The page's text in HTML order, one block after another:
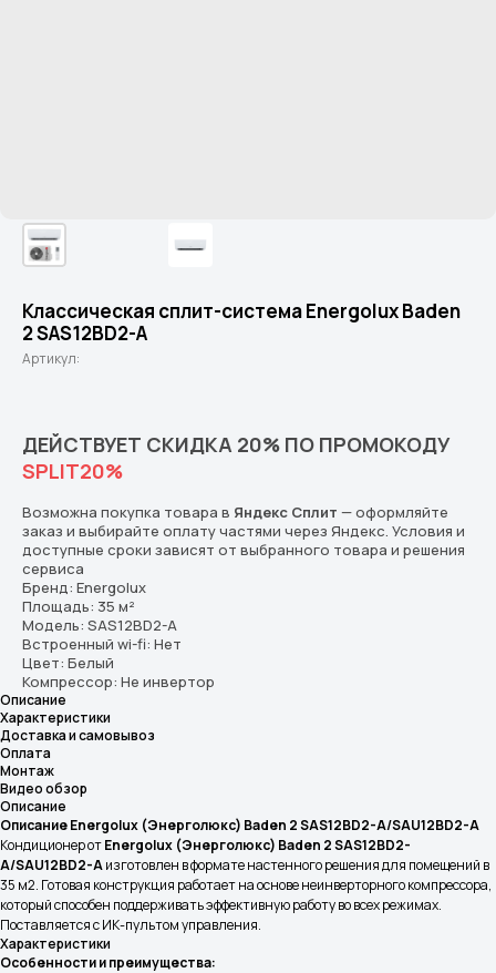
Классическая сплит-система Energolux Baden
2 SAS12BD2-A
Артикул:
ДЕЙСТВУЕТ СКИДКА 20% ПО ПРОМОКОДУ
SPLIT20%
Возможна покупка товара в Яндекс Сплит — оформляйте
заказ и выбирайте оплату частями через Яндекс. Условия и
доступные сроки зависят от выбранного товара и решения
сервиса
Бренд: Energolux
Площадь: 35 м²
Модель: SAS12BD2-A
Встроенный wi-fi: Нет
Цвет: Белый
Компрессор: Не инвертор
Описание
Характеристики
Доставка и самовывоз
Оплата
Монтаж
Видео обзор
Описание
Описание Energolux (Энерголюкс) Baden 2 SAS12BD2-A/SAU12BD2-A
Кондиционер отEnergolux (Энерголюкс) Baden 2 SAS12BD2-
A/SAU12BD2-Aизготовлен в формате настенного решения для помещений в
35 м2. Готовая конструкция работает на основе неинверторного компрессора,
который способен поддерживать эффективную работу во всех режимах.
Поставляется с ИК-пультом управления.
Характеристики
Особенности и преимущества: